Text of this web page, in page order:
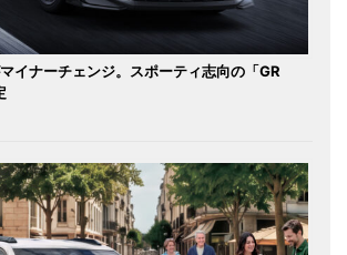
イナーチェンジ。スポーティ志向の「GR